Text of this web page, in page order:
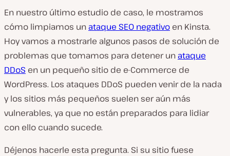
En nuestro último estudio de caso, le mostramos
cómo limpiamos un ataque SEO negativo en Kinsta.
Hoy vamos a mostrarle algunos pasos de solución de
problemas que tomamos para detener un ataque
DDoS en un pequeño sitio de e-Commerce de
WordPress. Los ataques DDoS pueden venir de la nada
y los sitios más pequeños suelen ser aún más
vulnerables, ya que no están preparados para lidiar
con ello cuando sucede.
Déjenos hacerle esta pregunta. Si su sitio fuese